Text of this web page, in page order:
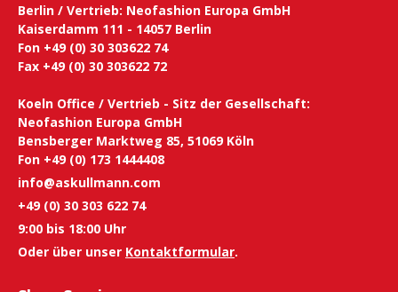
Berlin / Vertrieb: Neofashion Europa GmbH
Kaiserdamm 111 - 14057 Berlin
Fon +49 (0) 30 303622 74
Fax +49 (0) 30 303622 72
Koeln Office / Vertrieb - Sitz der Gesellschaft:
Neofashion Europa GmbH
Bensberger Marktweg 85, 51069 Köln
Fon +49 (0) 173 1444408
info@askullmann.com
+49 (0) 30 303 622 74
9:00 bis 18:00 Uhr
Oder über unser Kontaktformular.